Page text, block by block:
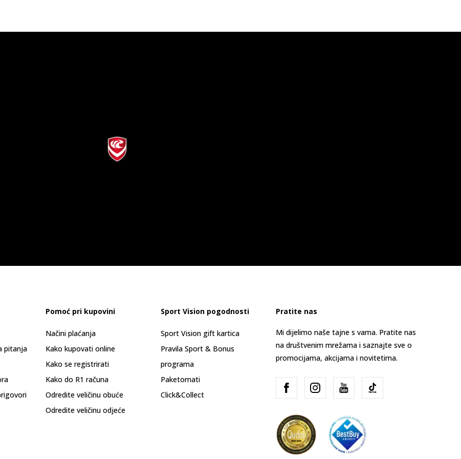
pitanja
Pomoć pri kupovini
Načini plaćanja
Kako kupovati online
Kako se registrirati
Kako do R1 računa
Odredite veličinu obuće
Odredite veličinu odjeće
Sport Vision pogodnosti
Sport Vision gift kartica
Pravila Sport & Bonus
programa
Paketomati
Click&Collect
Pratite nas
Mi dijelimo naše tajne s vama. Pratite nas
na društvenim mrežama i saznajte sve o
promocijama, akcijama i novitetima.